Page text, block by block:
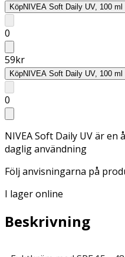
KöpNIVEA Soft Daily UV, 100 ml
0
59kr
KöpNIVEA Soft Daily UV, 100 ml
0
NIVEA Soft Daily UV är
daglig användning
Följ anvisningarna på
I lager online
Beskrivning